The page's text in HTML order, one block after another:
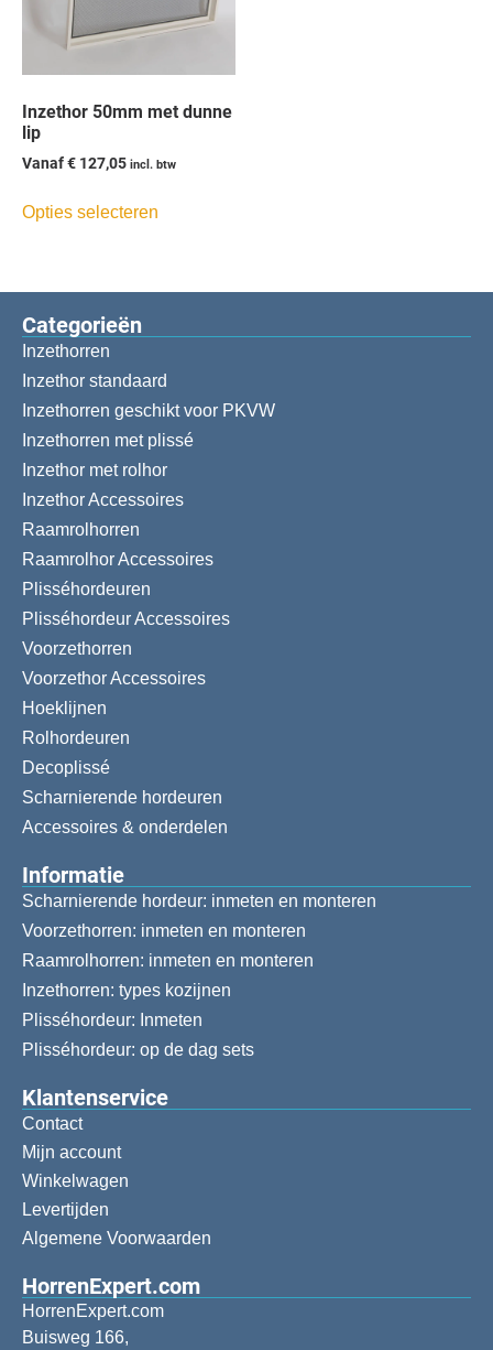
Inzethor 50mm met dunne
lip
Vanaf€ 127,05 incl. btw
Opties selecteren
Categorieën​
Inzethorren
Inzethor standaard
Inzethorren geschikt voor PKVW
Inzethorren met plissé
Inzethor met rolhor
Inzethor Accessoires
Raamrolhorren
Raamrolhor Accessoires
Plisséhordeuren
Plisséhordeur Accessoires
Voorzethorren
Voorzethor Accessoires
Hoeklijnen
Rolhordeuren
Decoplissé
Scharnierende hordeuren
Accessoires & onderdelen
Informatie
Scharnierende hordeur: inmeten en monteren
Voorzethorren: inmeten en monteren
Raamrolhorren: inmeten en monteren
Inzethorren: types kozijnen
Plisséhordeur: Inmeten
Plisséhordeur: op de dag sets
Klantenservice
Contact
Mijn account
Winkelwagen
Levertijden
Algemene Voorwaarden
HorrenExpert.com
HorrenExpert.com
Buisweg 166,